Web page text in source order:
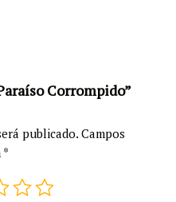
Corrompido”
publicado.Campos
*